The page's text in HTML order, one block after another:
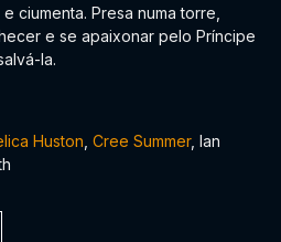
ciumenta. Presa numa torre,
e se apaixonar pelo Príncipe
la.
Huston Cree Summer, Ian